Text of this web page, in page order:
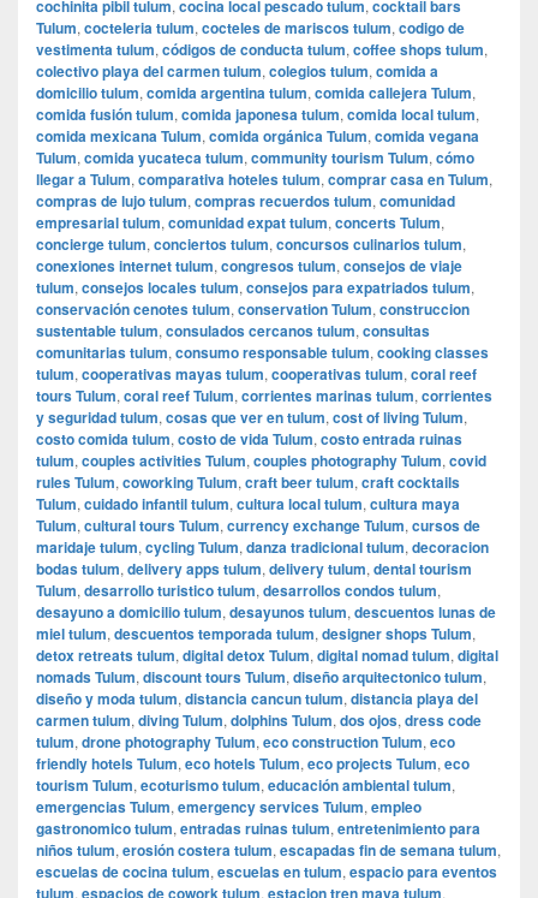
cochinita pibil tulum, cocina local pescado tulum, cocktail bars
Tulum, cocteleria tulum, cocteles de mariscos tulum, codigo de
vestimenta tulum, códigos de conducta tulum, coffee shops tulum,
colectivo playa del carmen tulum, colegios tulum, comida a
domicilio tulum, comida argentina tulum, comida callejera Tulum,
comida fusión tulum, comida japonesa tulum, comida local tulum,
comida mexicana Tulum, comida orgánica Tulum, comida vegana
Tulum, comida yucateca tulum, community tourism Tulum, cómo
llegar a Tulum, comparativa hoteles tulum, comprar casa en Tulum,
compras de lujo tulum, compras recuerdos tulum, comunidad
empresarial tulum, comunidad expat tulum, concerts Tulum,
concierge tulum, conciertos tulum, concursos culinarios tulum,
conexiones internet tulum, congresos tulum, consejos de viaje
tulum, consejos locales tulum, consejos para expatriados tulum,
conservación cenotes tulum, conservation Tulum, construccion
sustentable tulum, consulados cercanos tulum, consultas
comunitarias tulum, consumo responsable tulum, cooking classes
tulum, cooperativas mayas tulum, cooperativas tulum, coral reef
tours Tulum, coral reef Tulum, corrientes marinas tulum, corrientes
y seguridad tulum, cosas que ver en tulum, cost of living Tulum,
costo comida tulum, costo de vida Tulum, costo entrada ruinas
tulum, couples activities Tulum, couples photography Tulum, covid
rules Tulum, coworking Tulum, craft beer tulum, craft cocktails
Tulum, cuidado infantil tulum, cultura local tulum, cultura maya
Tulum, cultural tours Tulum, currency exchange Tulum, cursos de
maridaje tulum, cycling Tulum, danza tradicional tulum, decoracion
bodas tulum, delivery apps tulum, delivery tulum, dental tourism
Tulum, desarrollo turistico tulum, desarrollos condos tulum,
desayuno a domicilio tulum, desayunos tulum, descuentos lunas de
miel tulum, descuentos temporada tulum, designer shops Tulum,
detox retreats tulum, digital detox Tulum, digital nomad tulum, digital
nomads Tulum, discount tours Tulum, diseño arquitectonico tulum,
diseño y moda tulum, distancia cancun tulum, distancia playa del
carmen tulum, diving Tulum, dolphins Tulum, dos ojos, dress code
tulum, drone photography Tulum, eco construction Tulum, eco
friendly hotels Tulum, eco hotels Tulum, eco projects Tulum, eco
tourism Tulum, ecoturismo tulum, educación ambiental tulum,
emergencias Tulum, emergency services Tulum, empleo
gastronomico tulum, entradas ruinas tulum, entretenimiento para
niños tulum, erosión costera tulum, escapadas fin de semana tulum,
escuelas de cocina tulum, escuelas en tulum, espacio para eventos
tulum, espacios de cowork tulum, estacion tren maya tulum,